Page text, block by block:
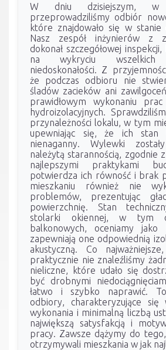
W dniu dzisiejszym, w
przeprowadziliśmy odbiór
które znajdowało się w stanie
Nasz zespół inżynierów z
dokonał szczegółowej
na wykryciu wszelkich
niedoskonałości. Z
że podczas odbioru nie
śladów zacieków ani
prawidłowym wykonaniu
hydroizolacyjnych.
przynależności lokalu, w tym
upewniając się, że ich stan
nienaganny. Wylewki
należytą starannością, zgodnie
najlepszymi praktykami
potwierdza ich równość i brak
mieszkaniu również nie
problemów, prezentując
powierzchnię. Stan
stolarki okiennej, w tym
balkonowych, oceniamy
zapewniają one odpowiednią
akustyczną. Co
praktycznie nie znaleźliśmy
nieliczne, które udało się
być drobnymi
łatwo i szybko naprawić.
odbiory, charakteryzujące się
wykonania i minimalną liczbą
największą satysfakcją i
pracy. Zawsze dążymy do
otrzymywali mieszkania w jak